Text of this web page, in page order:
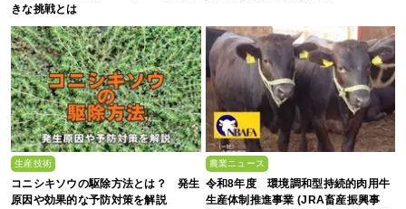
きな挑戦とは
生産技術
コニシキソウの駆除方法とは？ 発生
原因や効果的な予防対策を解説
農業ニュース
令和8年度 環境調和型持続的肉用牛
生産体制推進事業 (JRA畜産振興事